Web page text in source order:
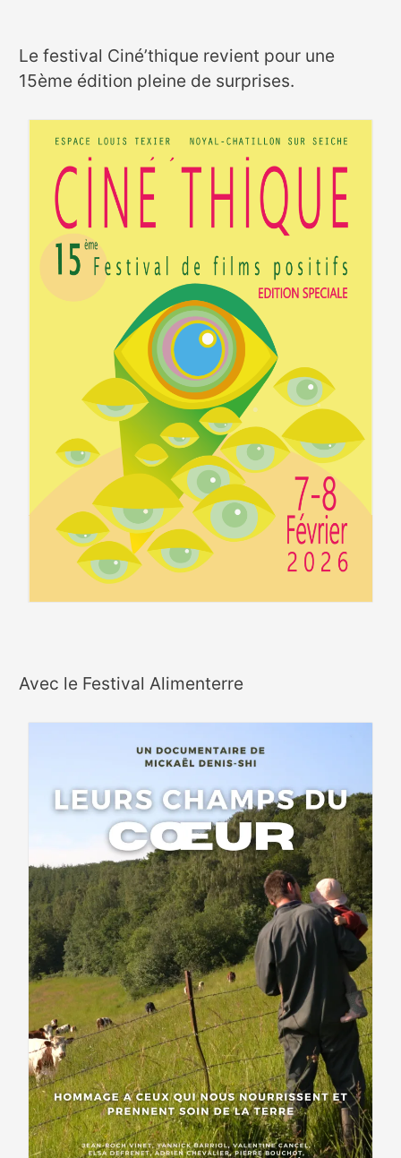
Le festival Ciné’thique revient pour une
15ème édition pleine de surprises.
Avec le Festival Alimenterre